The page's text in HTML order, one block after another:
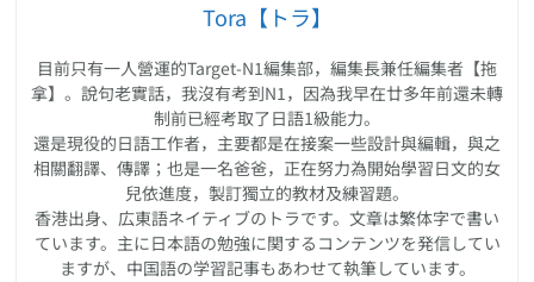
Tora【トラ】
目前只有一人營運的Target-N1編集部，編集長兼任編集者【拖
拿】。說句老實話，我沒有考到N1，因為我早在廿多年前還未轉
制前已經考取了日語1級能力。
還是現役的日語工作者，主要都是在接案一些設計與編輯，與之
相關翻譯、傳譯；也是一名爸爸，正在努力為開始學習日文的女
兒依進度，製訂獨立的教材及練習題。
香港出身、広東語ネイティブのトラです。文章は繁体字で書い
ています。主に日本語の勉強に関するコンテンツを発信してい
ますが、中国語の学習記事もあわせて執筆しています。